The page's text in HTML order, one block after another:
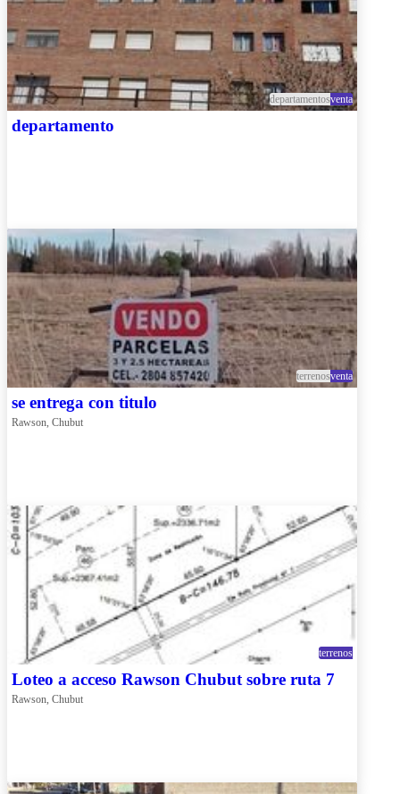
departamentosventa
departamento
terrenosventa
se entrega con titulo
Rawson, Chubut
terrenos
Loteo a acceso Rawson Chubut sobre ruta 7
Rawson, Chubut